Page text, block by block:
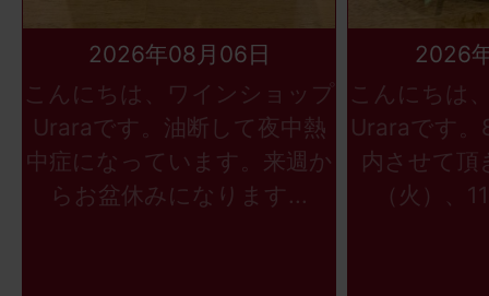
2026年08月06日
こんにちは、ワインショップ
Uraraです。油断して夜中熱
中症になっています。来週か
らお盆休みになります...
2026
こんにちは
Uraraです。
内させて頂
（火）、